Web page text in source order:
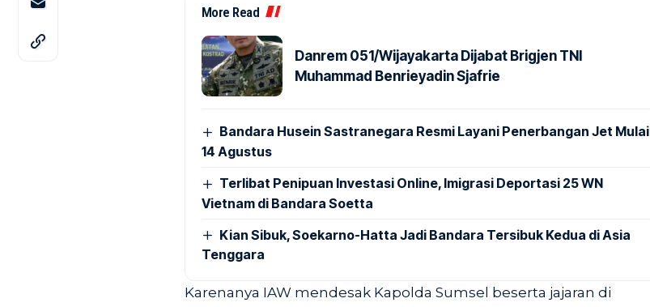
More Read
Danrem 051/Wijayakarta Dijabat Brigjen TNI
Muhammad Benrieyadin Sjafrie
Bandara Husein Sastranegara Resmi Layani Penerbangan Jet Mulai
14 Agustus
Terlibat Penipuan Investasi Online, Imigrasi Deportasi 25 WN
Vietnam di Bandara Soetta
Kian Sibuk, Soekarno-Hatta Jadi Bandara Tersibuk Kedua di Asia
Tenggara
Karenanya IAW mendesak Kapolda Sumsel beserta jajaran di